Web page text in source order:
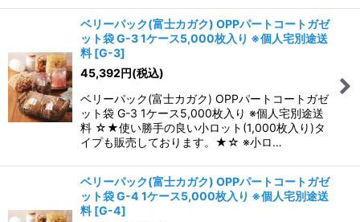
ベリーパック(富士カガク) OPPパートコートガゼ
ット袋 G-3 1ケース5,000枚入り ※個人宅別途送
料 [G-3]
45,392円(税込)
ベリーパック(富士カガク) OPPパートコートガゼ
ット袋 G-3 1ケース5,000枚入り ※個人宅別途送
料 ☆★使い勝手の良い小ロット(1,000枚入り)タ
イプも販売しております。★☆ ※小ロ…
ベリーパック(富士カガク) OPPパートコートガゼ
ット袋 G-4 1ケース5,000枚入り ※個人宅別途送
料 [G-4]